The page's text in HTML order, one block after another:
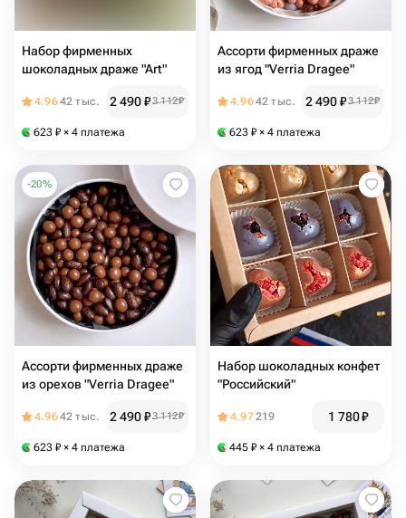
Набор фирменных
шоколадных драже "Art"
4.9642 тыс. 2 490₽3 112₽
623 ₽ × 4 платежа
Ассорти фирменных драже
из ягод "Verria Dragee"
4.9642 тыс. 2 490₽3 112₽
623 ₽ × 4 платежа
-20%
Ассорти фирменных драже
из орехов "Verria Dragee"
4.9642 тыс. 2 490₽3 112₽
623 ₽ × 4 платежа
Набор шоколадных конфет
"Российский"
4.97219 1 780₽
445 ₽ × 4 платежа